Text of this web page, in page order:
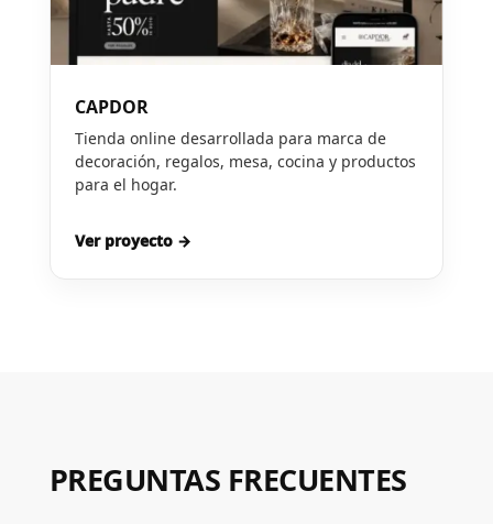
CAPDOR
Tienda online desarrollada para marca de
decoración, regalos, mesa, cocina y productos
para el hogar.
Ver proyecto →
PREGUNTAS FRECUENTES